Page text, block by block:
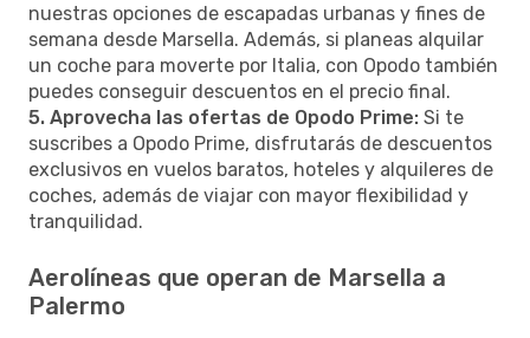
nuestras opciones de escapadas urbanas y fines de
semana desde Marsella. Además, si planeas alquilar
un coche para moverte por Italia, con Opodo también
puedes conseguir descuentos en el precio final.
5. Aprovecha las ofertas de Opodo Prime: Si te
suscribes a Opodo Prime, disfrutarás de descuentos
exclusivos en vuelos baratos, hoteles y alquileres de
coches, además de viajar con mayor flexibilidad y
tranquilidad.
Aerolíneas que operan de Marsella a
Palermo